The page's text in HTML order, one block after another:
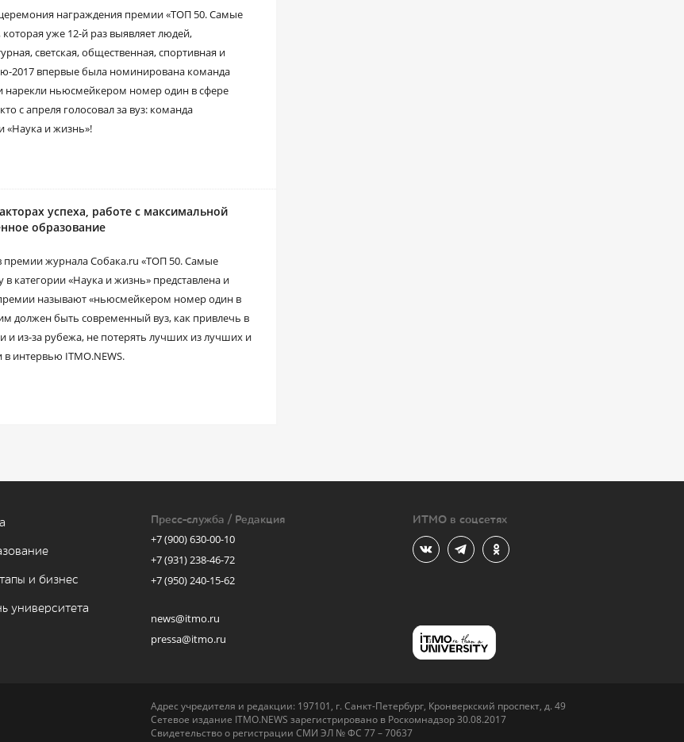
награждения премии «ТОП 50. Самые
уже 12-й раз выявляет людей,
светская, общественная, спортивная и
2017 впервые была номинирована команда
ньюсмейкером номер один в сфере
с апреля голосовал за вуз: команда
«Наука и жизнь»!
успеха, работе с максимальной
образование
премии журнала Собака.ru «ТОП 50. Самые
категории «Наука и жизнь» представлена и
называют «ньюсмейкером номер один в
должен быть современный вуз, как привлечь в
и из-за рубежа, не потерять лучших из лучших и
интервью ITMO.NEWS.
и бизнес
университета
Пресс-служба / Редакция
+7 (900) 630-00-10
+7 (931) 238-46-72
+7 (950) 240-15-62
news@itmo.ru
pressa@itmo.ru
ИТМО в соцсетях
Адрес учредителя и редакции: 197101, г. Санкт-Петербург, Кронверкский проспект, д. 49
Сетевое издание ITMO.NEWS зарегистрировано в Роскомнадзор 30.08.2017
Свидетельство о регистрации СМИ ЭЛ № ФС 77 – 70637